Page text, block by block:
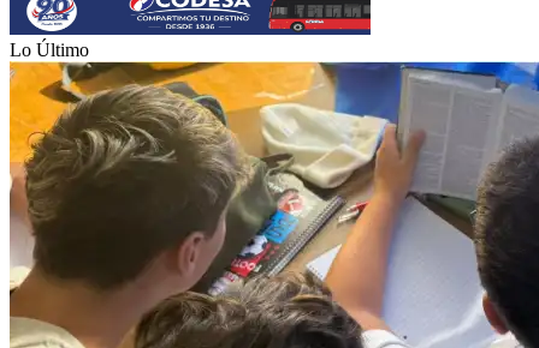
Lo Último